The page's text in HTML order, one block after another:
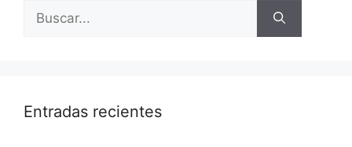
Buscar:
Entradas recientes